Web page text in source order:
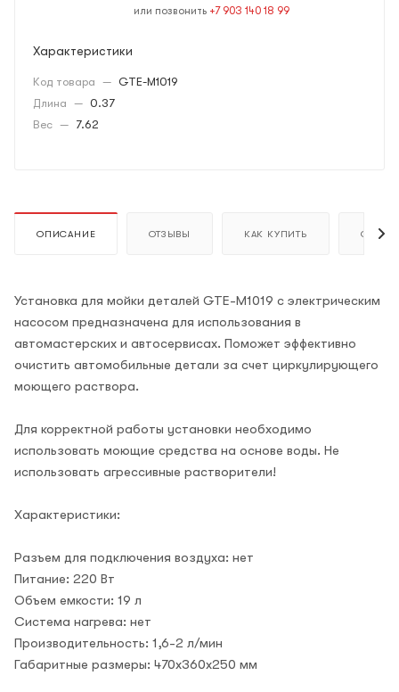
или позвонить +7 903 140 18 99
Характеристики
Код товара — GTE-M1019
Длина — 0.37
Вес — 7.62
ОПИСАНИЕ ОТЗЫВЫ КАК КУПИТЬ ОПЛАТА
Установка для мойки деталей GTE-M1019 с электрическим
насосом предназначена для использования в
автомастерских и автосервисах. Поможет эффективно
очистить автомобильные детали за счет циркулирующего
моющего раствора.
Для корректной работы установки необходимо
использовать моющие средства на основе воды. Не
использовать агрессивные растворители!
Характеристики:
Разъем для подключения воздуха: нет
Питание: 220 Вт
Объем емкости: 19 л
Система нагрева: нет
Производительность: 1,6-2 л/мин
Габаритные размеры: 470x360x250 мм